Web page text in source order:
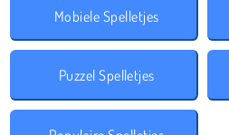
Mobiele Spelletjes
Puzzel Spelletjes